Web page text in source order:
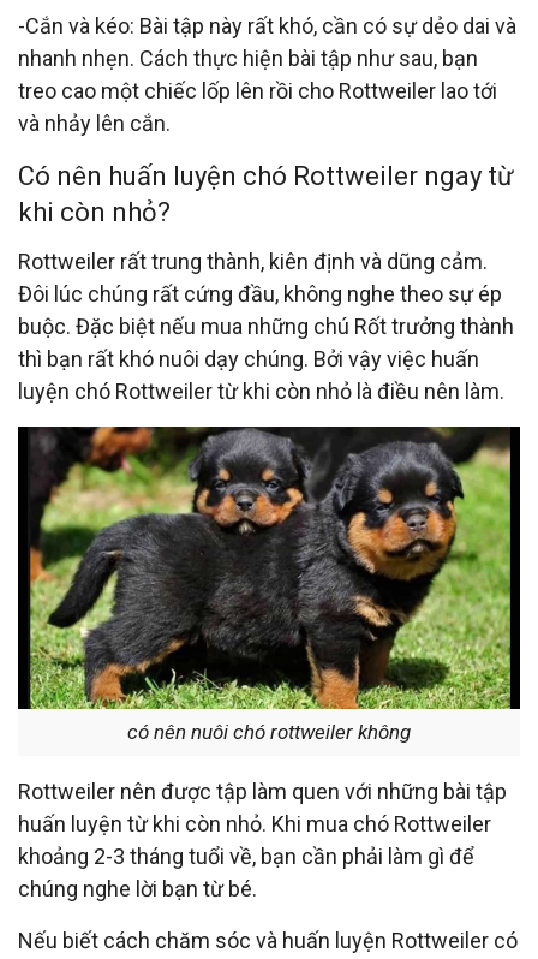
-Cắn và kéo: Bài tập này rất khó, cần có sự dẻo dai và
nhanh nhẹn. Cách thực hiện bài tập như sau, bạn
treo cao một chiếc lốp lên rồi cho Rottweiler lao tới
và nhảy lên cắn.
Có nên huấn luyện chó Rottweiler ngay từ
khi còn nhỏ?
Rottweiler rất trung thành, kiên định và dũng cảm.
Đôi lúc chúng rất cứng đầu, không nghe theo sự ép
buộc. Đặc biệt nếu mua những chú Rốt trưởng thành
thì bạn rất khó nuôi dạy chúng. Bởi vậy việc huấn
luyện chó Rottweiler từ khi còn nhỏ là điều nên làm.
có nên nuôi chó rottweiler không
Rottweiler nên được tập làm quen với những bài tập
huấn luyện từ khi còn nhỏ. Khi mua chó Rottweiler
khoảng 2-3 tháng tuổi về, bạn cần phải làm gì để
chúng nghe lời bạn từ bé.
Nếu biết cách chăm sóc và huấn luyện Rottweiler có